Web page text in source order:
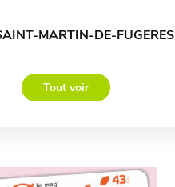
MARTIN-DE-FUGERES
Tout voir